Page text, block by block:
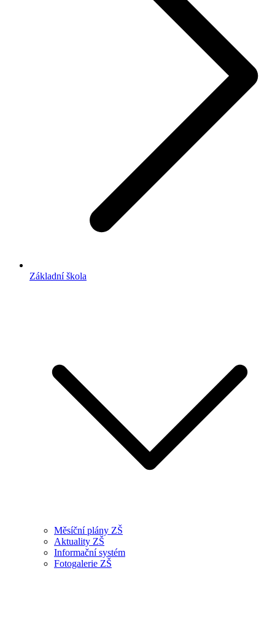
Základní škola
Měsíční plány ZŠ
Aktuality ZŠ
Informační systém
Fotogalerie ZŠ